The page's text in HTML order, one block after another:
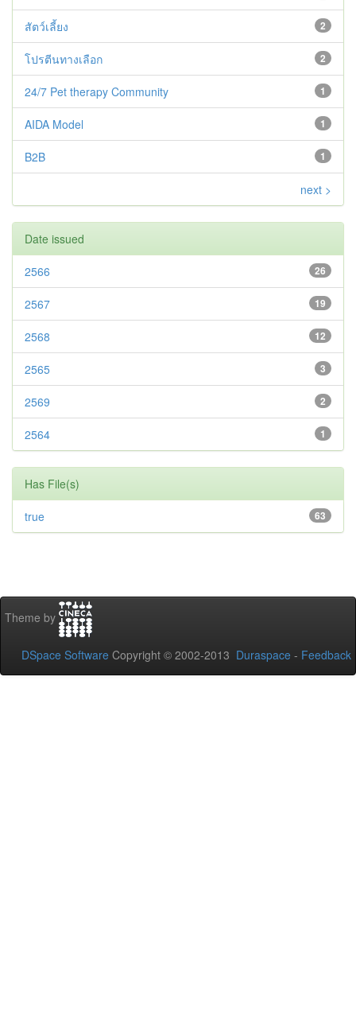
2
สัตว์เลี้ยง
2
โปรตีนทางเลือก
1
24/7 Pet therapy Community
1
AIDA Model
1
B2B
next >
Date issued
26
2566
19
2567
12
2568
3
2565
2
2569
1
2564
Has File(s)
63
true
Theme by
DSpace Software Copyright © 2002-2013 Duraspace - Feedback